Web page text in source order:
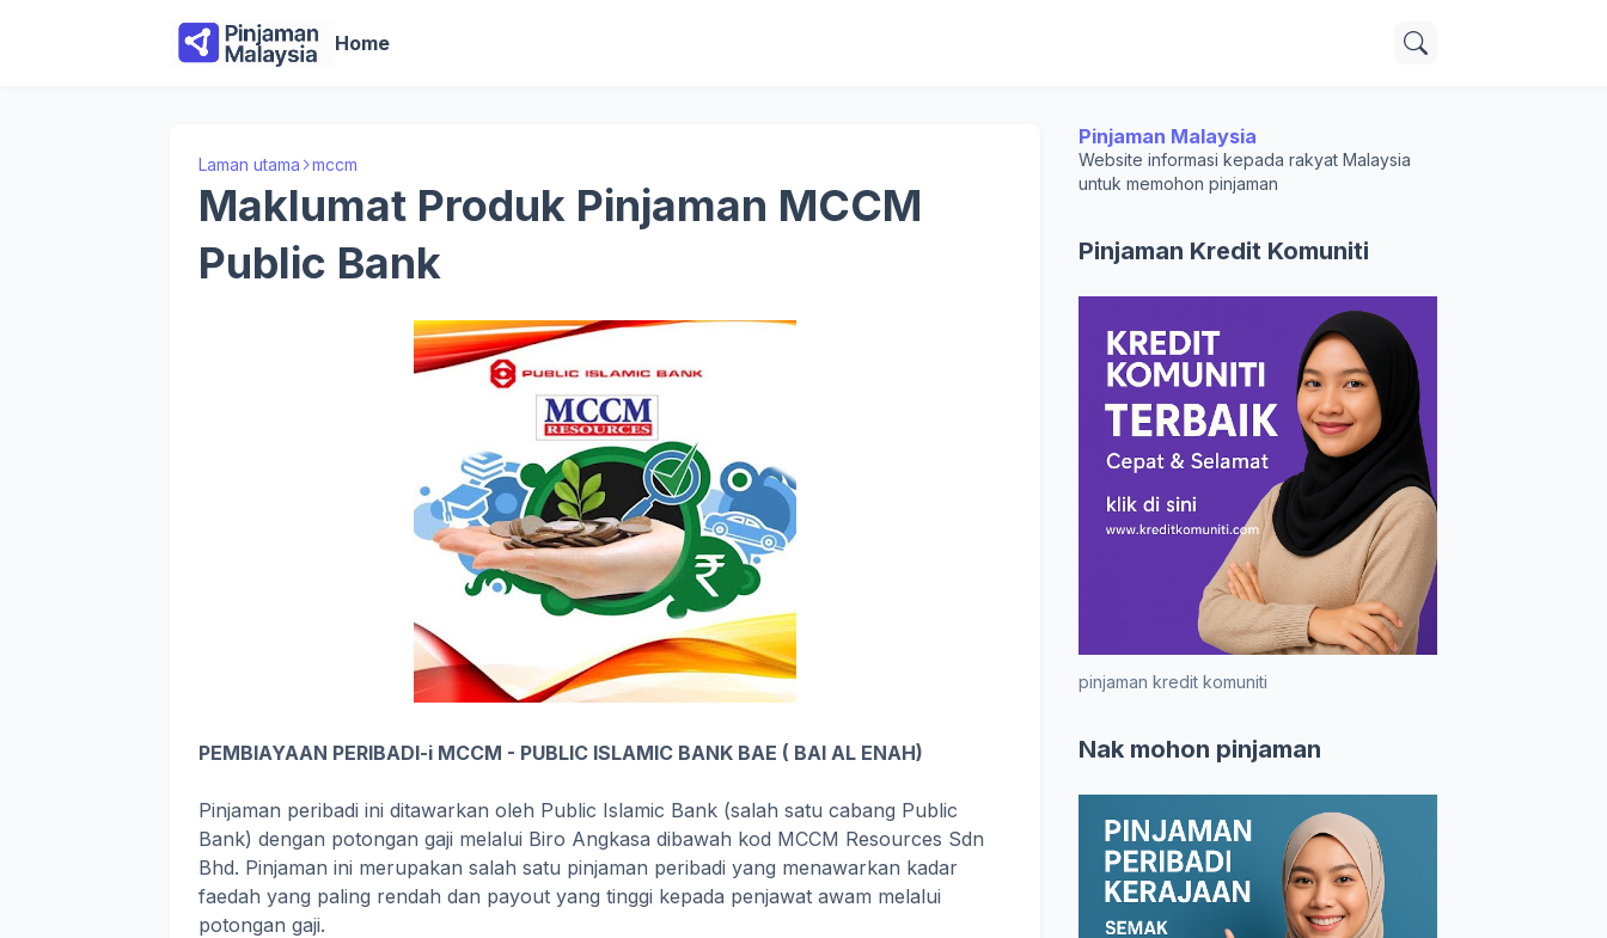
Home
Laman utama mccm
Maklumat Produk Pinjaman MCCM
Public Bank
PEMBIAYAAN PERIBADI-i MCCM - PUBLIC ISLAMIC BANK BAE ( BAI AL ENAH)
Pinjaman peribadi ini ditawarkan oleh Public Islamic Bank (salah satu cabang Public
Bank) dengan potongan gaji melalui Biro Angkasa dibawah kod MCCM Resources Sdn
Bhd. Pinjaman ini merupakan salah satu pinjaman peribadi yang menawarkan kadar
faedah yang paling rendah dan payout yang tinggi kepada penjawat awam melalui
potongan gaji.
Pinjaman Malaysia
Website informasi kepada rakyat Malaysia
untuk memohon pinjaman
Pinjaman Kredit Komuniti
pinjaman kredit komuniti
Nak mohon pinjaman